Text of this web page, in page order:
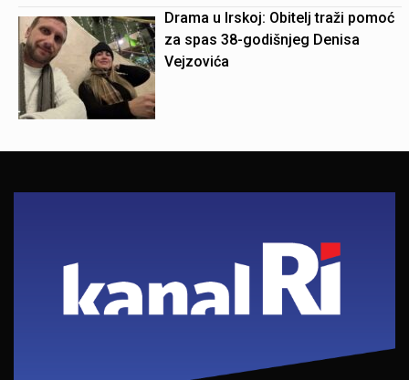
Drama u Irskoj: Obitelj traži pomoć
za spas 38-godišnjeg Denisa
Vejzovića